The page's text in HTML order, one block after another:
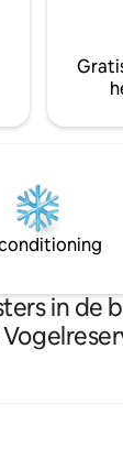
in de